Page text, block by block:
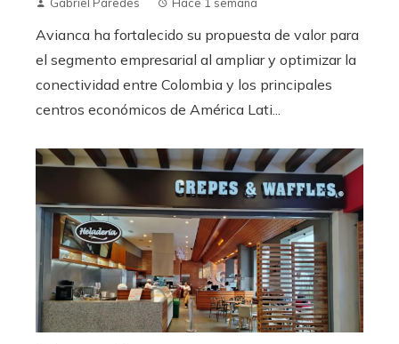
Gabriel Paredes Hace 1 semana
Avianca ha fortalecido su propuesta de valor para
el segmento empresarial al ampliar y optimizar la
conectividad entre Colombia y los principales
centros económicos de América Lati...